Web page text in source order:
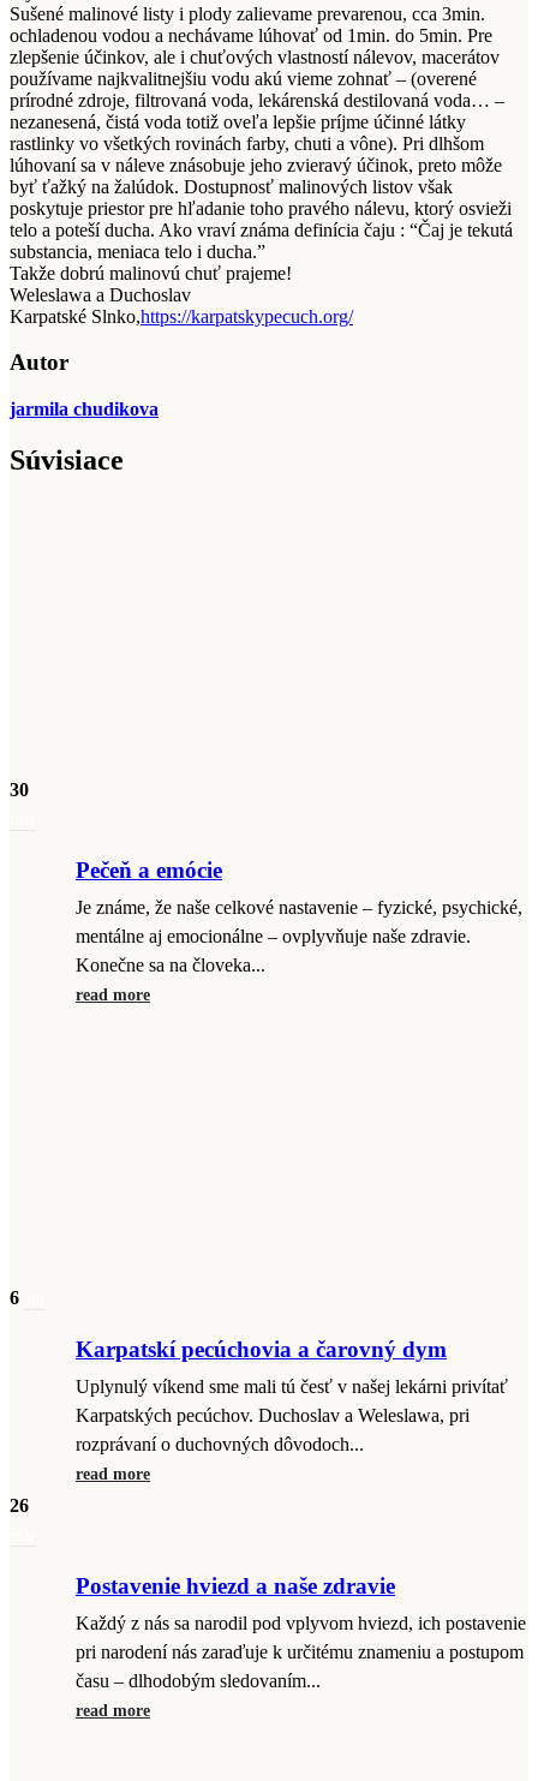
Sušené malinové listy i plody zalievame prevarenou, cca 3min.
ochladenou vodou a nechávame lúhovať od 1min. do 5min. Pre
zlepšenie účinkov, ale i chuťových vlastností nálevov, macerátov
používame najkvalitnejšiu vodu akú vieme zohnať – (overené
prírodné zdroje, filtrovaná voda, lekárenská destilovaná voda… –
nezanesená, čistá voda totiž oveľa lepšie príjme účinné látky
rastlinky vo všetkých rovinách farby, chuti a vône). Pri dlhšom
lúhovaní sa v náleve znásobuje jeho zvieravý účinok, preto môže
byť ťažký na žalúdok. Dostupnosť malinových listov však
poskytuje priestor pre hľadanie toho pravého nálevu, ktorý osvieži
telo a poteší ducha. Ako vraví známa definícia čaju : “Čaj je tekutá
substancia, meniaca telo i ducha.”
Takže dobrú malinovú chuť prajeme!
Weleslawa a Duchoslav
Karpatské Slnko,https://karpatskypecuch.org/
Autor
jarmila chudikova
Súvisiace
30
Pečeň a emócie
Je známe, že naše celkové nastavenie – fyzické, psychické,
mentálne aj emocionálne – ovplyvňuje naše zdravie.
Konečne sa na človeka...
read more
6
Karpatskí pecúchovia a čarovný dym
Uplynulý víkend sme mali tú česť v našej lekárni privítať
Karpatských pecúchov. Duchoslav a Weleslawa, pri
rozprávaní o duchovných dôvodoch...
read more
26
Postavenie hviezd a naše zdravie
Každý z nás sa narodil pod vplyvom hviezd, ich postavenie
pri narodení nás zaraďuje k určitému znameniu a postupom
času – dlhodobým sledovaním...
read more